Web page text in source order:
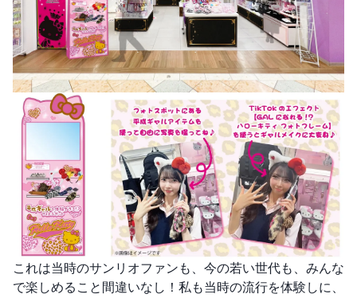
これは当時のサンリオファンも、今の若い世代も、みんな
で楽しめること間違いなし！私も当時の流行を体験しに、